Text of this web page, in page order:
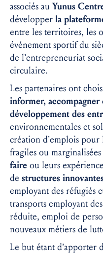
associés au Yunus
développer la
entre les territoires, les
événement sportif du
de l’entrepreneuriat
circulaire.
Les partenaires ont
informer, accompagner
développement des
environnementales et
création d’emplois
fragiles ou
faire ou leurs
de structures
employant des réfugiés
transports employant
réduite, emploi de
nouveaux métiers de
Le but étant d’apporter